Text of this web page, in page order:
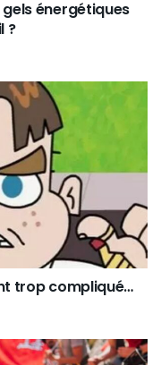
énergétiques
?
trop compliqué…